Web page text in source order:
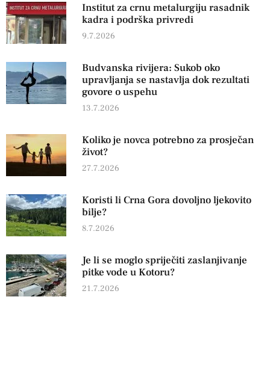
Institut za crnu metalurgiju rasadnik
kadra i podrška privredi
9.7.2026
Budvanska rivijera: Sukob oko
upravljanja se nastavlja dok rezultati
govore o uspehu
13.7.2026
Koliko je novca potrebno za prosječan
život?
27.7.2026
Koristi li Crna Gora dovoljno ljekovito
bilje?
8.7.2026
Je li se moglo spriječiti zaslanjivanje
pitke vode u Kotoru?
21.7.2026